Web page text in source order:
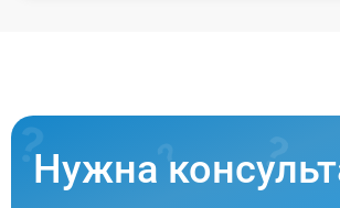
Нужна